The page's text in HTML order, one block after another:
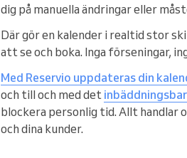
dig på manuella ändringar eller
Där gör en kalender i realtid stor
att se och boka. Inga förseningar,
Med Reservio uppdateras din
och till och med det
blockera personlig tid. Allt handlar
och dina kunder.